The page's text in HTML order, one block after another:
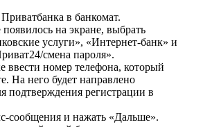
в банкомат.
на экране, выбрать
услуги», «Интернет-банк» и
смена пароля».
ввести номер телефона, который
На него будет направлено
подтверждения регистрации в
сообщения и нажать «Дальше».